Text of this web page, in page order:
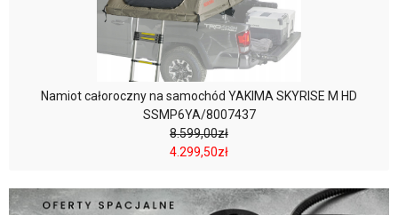
Namiot całoroczny na samochód YAKIMA SKYRISE M HD
SSMP6YA/8007437
8.599,00zł
4.299,50zł